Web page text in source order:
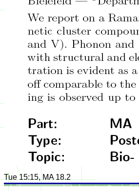
Tue 15:15, MA 18.2